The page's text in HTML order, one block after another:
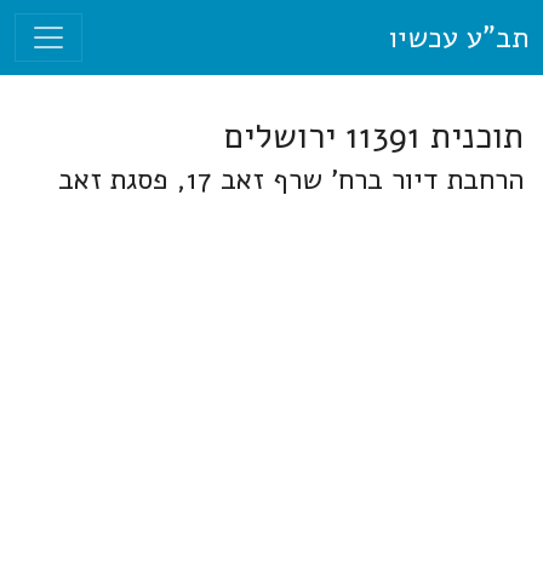
תב"ע עכשיו
תוכנית 11391 ירושלים
הרחבת דיור ברח' שרף זאב 17, פסגת זאב